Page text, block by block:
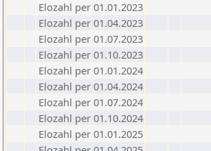
Elozahl per 01.01.2023
Elozahl per 01.04.2023
Elozahl per 01.07.2023
Elozahl per 01.10.2023
Elozahl per 01.01.2024
Elozahl per 01.04.2024
Elozahl per 01.07.2024
Elozahl per 01.10.2024
Elozahl per 01.01.2025